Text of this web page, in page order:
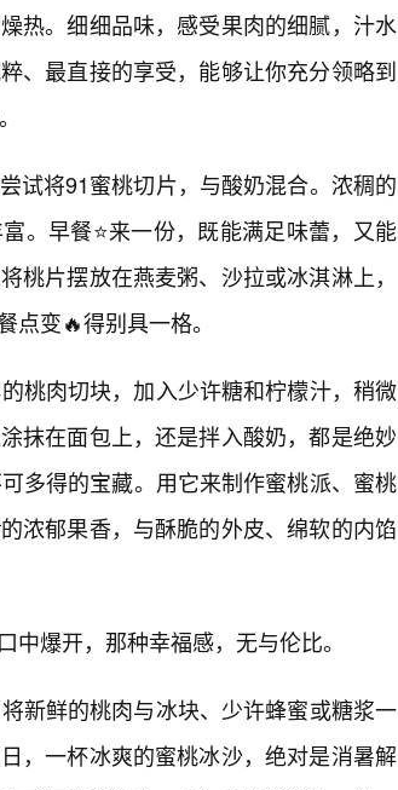
热。细细品味，感受果肉的细腻，汁水
、最直接的享受，能够让你充分领略到
试将91蜜桃切片，与酸奶混合。浓稠的
。早餐⭐来一份，既能满足味蕾，又能
桃片摆放在燕麦粥、沙拉或冰淇淋上，
变🔥得别具一格。
桃肉切块，加入少许糖和柠檬汁，稍微
抹在面包上，还是拌入酸奶，都是绝妙
多得的宝藏。用它来制作蜜桃派、蜜桃
浓郁果香，与酥脆的外皮、绵软的内馅
爆开，那种幸福感，无与伦比。
新鲜的桃肉与冰块、少许蜂蜜或糖浆一
，一杯冰爽的蜜桃冰沙，绝对是消暑解